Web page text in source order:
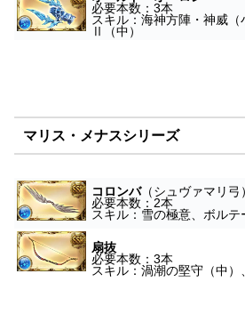
必要本数：3本
スキル：海神方陣・神威
Ⅱ（中）
マリス・メナスシリーズ
コロンバ（シュヴァマリ弓）
必要本数：2本
スキル：雪の極意、ボルテ
扇抜
必要本数：3本
スキル：渦潮の堅守（中）